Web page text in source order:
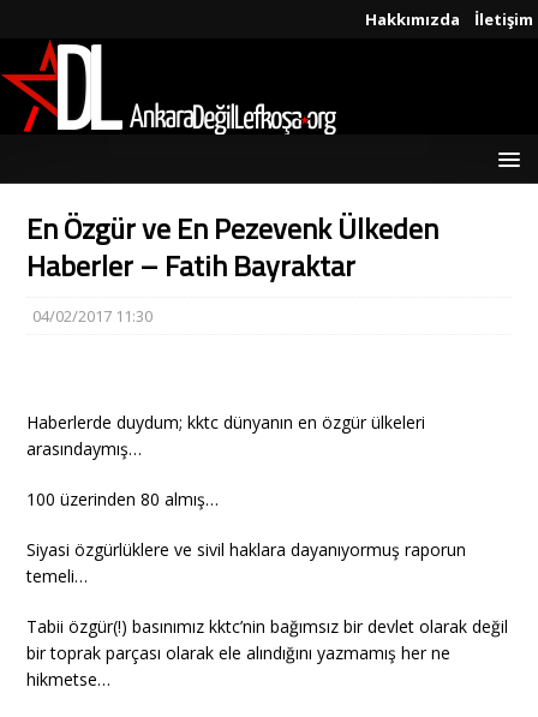
Hakkımızda İletişim
En Özgür ve En Pezevenk Ülkeden
Haberler – Fatih Bayraktar
04/02/2017 11:30
Haberlerde duydum; kktc dünyanın en özgür ülkeleri
arasındaymış…
100 üzerinden 80 almış…
Siyasi özgürlüklere ve sivil haklara dayanıyormuş raporun
temeli…
Tabii özgür(!) basınımız kktc’nin bağımsız bir devlet olarak değil
bir toprak parçası olarak ele alındığını yazmamış her ne
hikmetse…